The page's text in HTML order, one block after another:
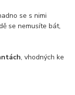
se s nimi
se nemusíte bát,
, vhodných ke